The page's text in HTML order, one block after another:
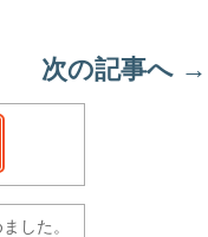
次の記事へ →
した。